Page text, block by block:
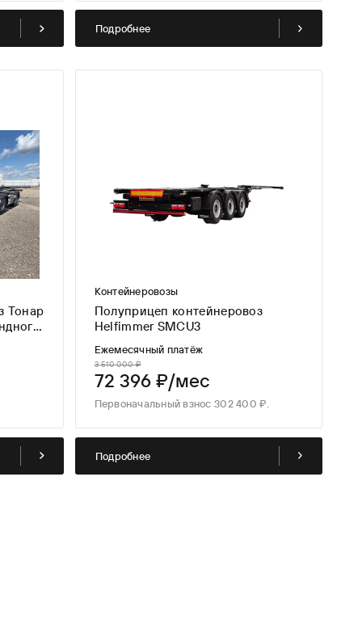
Подробнее
Тонар
Контейнеровозы
Полуприцеп контейнеровоз
Helfimmer SMCU3
Ежемесячный платёж
3 510 000 ₽
72 396 ₽/мес
Первоначальный взнос 302 400 ₽.
Подробнее